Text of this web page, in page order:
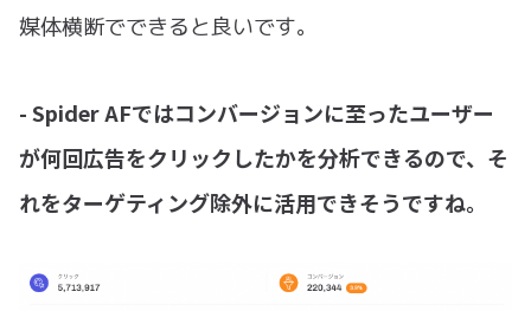
媒体横断でできると良いです。
- Spider AFではコンバージョンに至ったユーザー
が何回広告をクリックしたかを分析できるので、そ
れをターゲティング除外に活用できそうですね。